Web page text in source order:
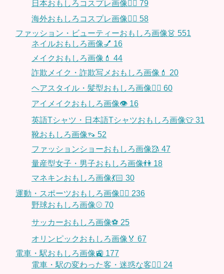
日本おもしろコスプレ画像🧝‍♀️ 79
海外おもしろコスプレ画像🧝‍♂️ 58
ファッション・ビューティーおもしろ画像👗 551
ネイルおもしろ画像💅 16
メイクおもしろ画像💄 44
詐欺メイク・詐欺写メおもしろ画像💄 20
ヘアスタイル・髪型おもしろ画像👱‍♀️ 60
アイメイクおもしろ画像👁 16
英語Tシャツ・日本語Tシャツおもしろ画像👕 31
靴おもしろ画像👡 52
ファッションショーおもしろ画像🥻 47
量産型女子・男子おもしろ画像👫 18
マネキンおもしろ画像💃🏻 30
運動・スポーツおもしろ画像🏃‍♂️ 236
野球おもしろ画像⚾ 70
サッカーおもしろ画像⚽️ 25
オリンピックおもしろ画像🏅 67
電車・駅おもしろ画像🚉 177
電車・駅の変わった客・迷惑な客🤦‍♀️ 24